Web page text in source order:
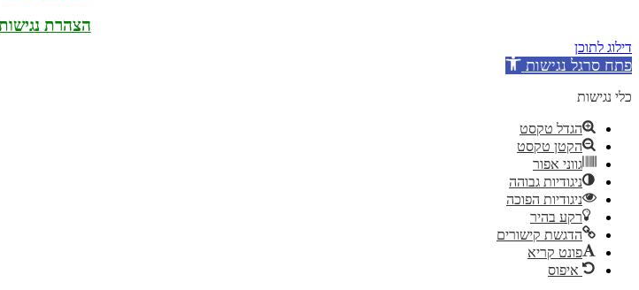
הצהרת
דילוג לתוכן
פתח סרגל נגישות
כלי נגישות
הגדל טקסט
הקטן טקסט
גווני אפור
ניגודיות גבוהה
ניגודיות הפוכה
רקע בהיר
הדגשת קישורים
פונט קריא
איפוס